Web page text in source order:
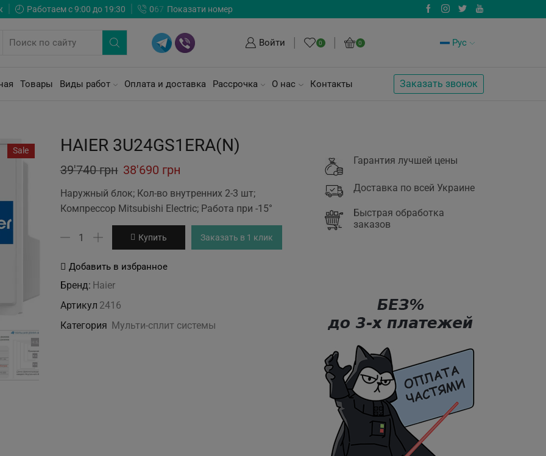
Работаем с 9:00 до 19:30 067 Показати номер
Войти 0 0 Рус
Товары Виды работ Оплата и доставка Рассрочка О нас Контакты Заказать звонок
Sale HAIER 3U24GS1ERA(N)
39'740грн Original
price
was:
39'740 грн.
38'690 грн
price
is:
38'690 грн.
Наружный блок; Кол-во внутренних 2-3 шт;
Компрессор Mitsubishi Electric; Работа при -15°
Количество
HAIER
3U24GS1ERA(N)
Купить Заказать в 1 клик
Добавить в избранное
Бренд: Haier
Артикул 2416
Категория Мульти-сплит системы
Гарантия лучшей цены
Доставка по всей Украине
Быстрая обработка
заказов